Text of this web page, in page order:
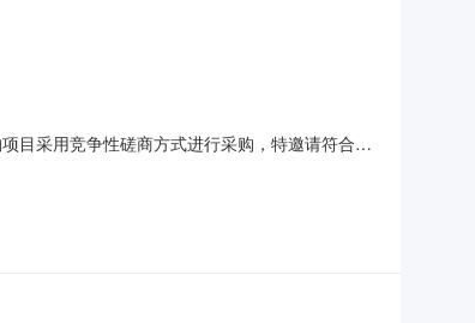
目采用竞争性磋商方式进行采购，特邀请符合本
208080.00元三、采购项目简介1、采购内